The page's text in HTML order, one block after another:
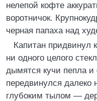
нелепой кофте
воротничок.
черная папаха над
Капитан придвинул
ни одного целого
дымятся кучи пепла
передвинулся далеко
глубоким тылом —